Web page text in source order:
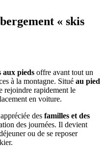
« skis
aux pieds offre avant tout un
à la montagne. Situé au pied
rejoindre rapidement le
en voiture.
des familles et des
des journées. Il devient
ou de se reposer